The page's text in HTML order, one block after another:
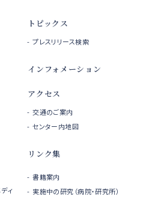
ィ
トピックス
プレスリリース検索
インフォメーション
アクセス
交通のご案内
センター内地図
リンク集
書籍案内
実施中の研究（病院・研究所）